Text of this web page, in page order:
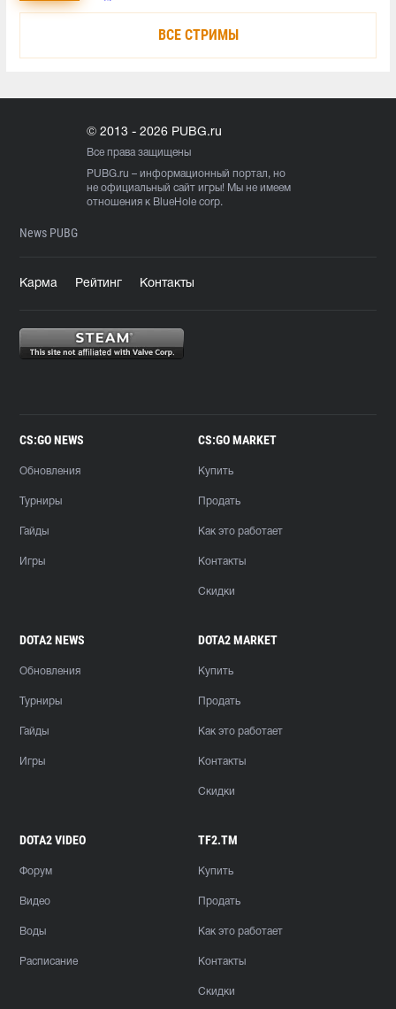
ВСЕ СТРИМЫ
© 2013 - 2026 PUBG.ru
Все права защищены
PUBG.ru – информационный портал, но
не официальный сайт игры! Мы не имеем
отношения к BlueHole corp.
News PUBG
Карма Рейтинг Контакты
CS:GO NEWS
Обновления
Турниры
Гайды
Игры
CS:GO MARKET
Купить
Продать
Как это работает
Контакты
Скидки
DOTA2 NEWS
Обновления
Турниры
Гайды
Игры
DOTA2 MARKET
Купить
Продать
Как это работает
Контакты
Скидки
DOTA2 VIDEO
Форум
Видео
Воды
Расписание
TF2.TM
Купить
Продать
Как это работает
Контакты
Скидки